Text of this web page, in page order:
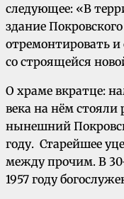
следующее: «В
здание
отремонтировать и
со строящейся
О храме вкратце:
века на нём стояли
нынешний
году. Старейшее
между прочим. В
1957 году